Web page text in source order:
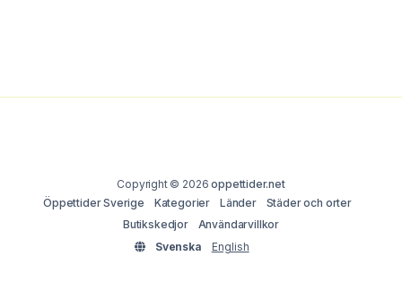
Copyright © 2026oppettider.net
Öppettider Sverige
Kategorier Länder
Städer och orter
Butikskedjor
Användarvillkor
Svenska
English